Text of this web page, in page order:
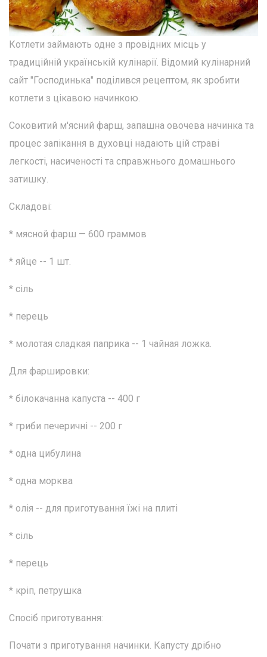
Котлети займають одне з провідних місць у
традиційній українській кулінарії. Відомий кулінарний
сайт "Господинька" поділився рецептом, як зробити
котлети з цікавою начинкою.
Соковитий м'ясний фарш, запашна овочева начинка та
процес запікання в духовці надають цій страві
легкості, насиченості та справжнього домашнього
затишку.
Складові:
* мясной фарш — 600 граммов
* яйце -- 1 шт.
* сіль
* перець
* молотая сладкая паприка -- 1 чайная ложка.
Для фаршировки:
* білокачанна капуста -- 400 г
* гриби печеричні -- 200 г
* одна цибулина
* одна морква
* олія -- для приготування їжі на плиті
* сіль
* перець
* кріп, петрушка
Спосіб приготування:
Почати з приготування начинки. Капусту дрібно